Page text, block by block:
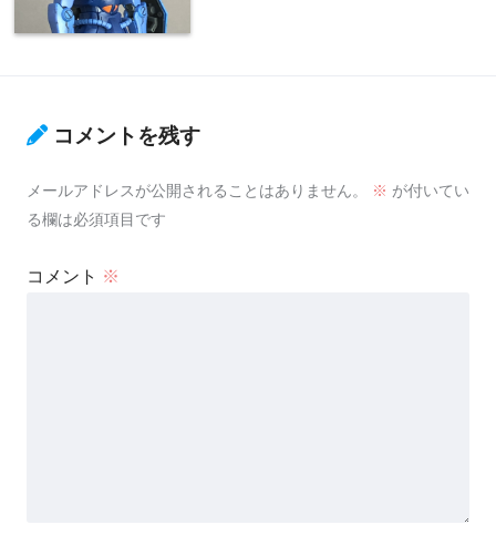
コメントを残す
メールアドレスが公開されることはありません。 ※ が付いてい
る欄は必須項目です
コメント ※